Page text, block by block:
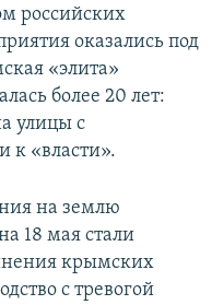
российских
оказались под
«элита»
более 20 лет:
улицы с
к «власти».
на землю
18 мая стали
крымских
с тревогой